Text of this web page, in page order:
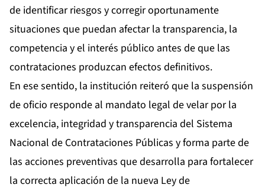
de identificar riesgos y corregir oportunamente
situaciones que puedan afectar la transparencia, la
competencia y el interés público antes de que las
contrataciones produzcan efectos definitivos.
En ese sentido, la institución reiteró que la suspensión
de oficio responde al mandato legal de velar por la
excelencia, integridad y transparencia del Sistema
Nacional de Contrataciones Públicas y forma parte de
las acciones preventivas que desarrolla para fortalecer
la correcta aplicación de la nueva Ley de